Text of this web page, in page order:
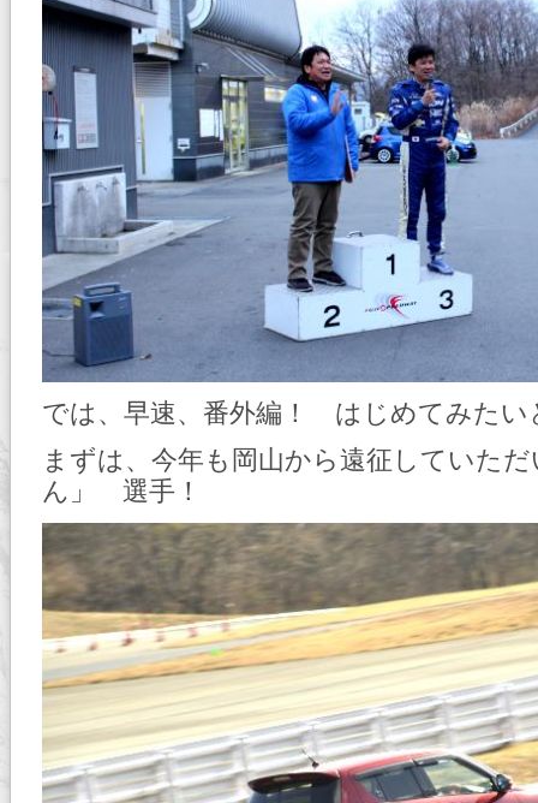
では、早速、番外編！ はじめてみたい
まずは、今年も岡山から遠征していた
ん」 選手！